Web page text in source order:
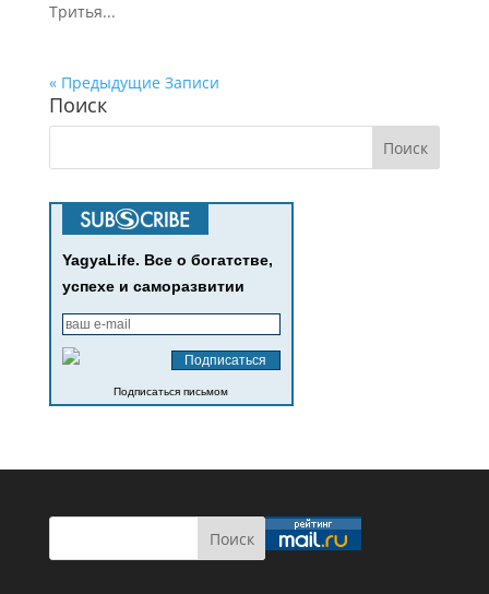
Тритья...
« Предыдущие Записи
Поиск
YagyaLife. Все о богатстве,
успехе и саморазвитии
Подписаться письмом